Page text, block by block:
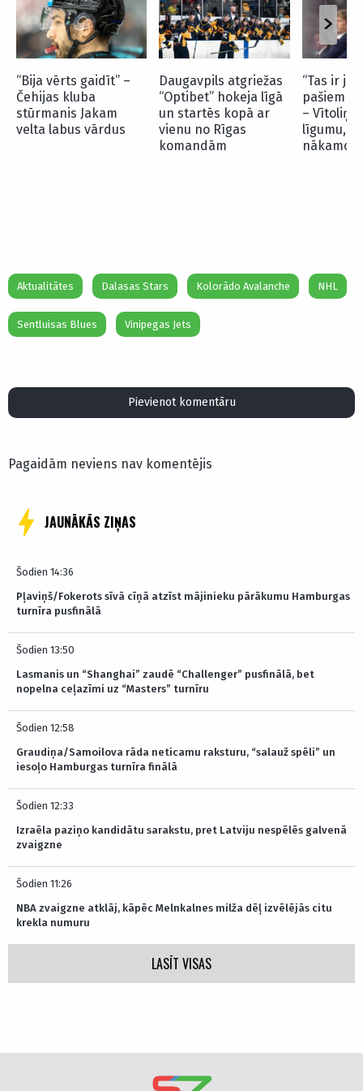
“Bija vērts gaidīt” –
Čehijas kluba
stūrmanis Jakam
velta labus vārdus
Daugavpils atgriežas
“Optibet” hokeja līgā
un startēs kopā ar
vienu no Rīgas
komandām
“Tas ir
pašiem
– Vītoliņš
līgumu,
nākamo
Aktualitātes Dalasas Stars Kolorādo Avalanche NHL
Sentluisas Blues Vinipegas Jets
Pievienot komentāru
Pagaidām neviens nav komentējis
JAUNĀKĀS ZIŅAS
Šodien 14:36
Pļaviņš/Fokerots sīvā cīņā atzīst mājinieku pārākumu Hamburgas
turnīra pusfinālā
Šodien 13:50
Lasmanis un “Shanghai” zaudē “Challenger” pusfinālā, bet
nopelna ceļazīmi uz “Masters” turnīru
Šodien 12:58
Graudiņa/Samoilova rāda neticamu raksturu, “salauž spēli” un
iesoļo Hamburgas turnīra finālā
Šodien 12:33
Izraēla paziņo kandidātu sarakstu, pret Latviju nespēlēs galvenā
zvaigzne
Šodien 11:26
NBA zvaigzne atklāj, kāpēc Melnkalnes milža dēļ izvēlējās citu
krekla numuru
LASĪT VISAS